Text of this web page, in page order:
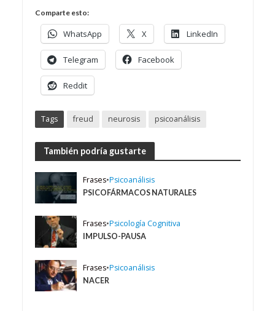
Comparte esto:
WhatsApp X LinkedIn
Telegram Facebook
Reddit
Tags freud neurosis psicoanálisis
También podría gustarte
Frases•Psicoanálisis
PSICOFÁRMACOS NATURALES
Frases•Psicología Cognitiva
IMPULSO-PAUSA
Frases•Psicoanálisis
NACER